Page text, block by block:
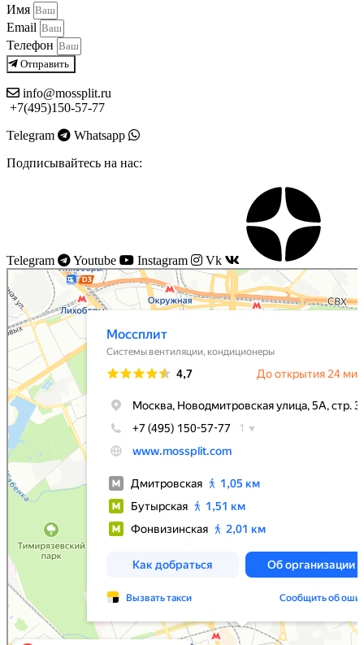
Имя
Email
Телефон
Отправить
info@mossplit.ru
+7(495)150-57-77
Telegram
Whatsapp
Подписывайтесь на нас:
Telegram Youtube Instagram Vk
Моссплит
Системы вентиляции в Москве
Установка кондиционеров в Москве